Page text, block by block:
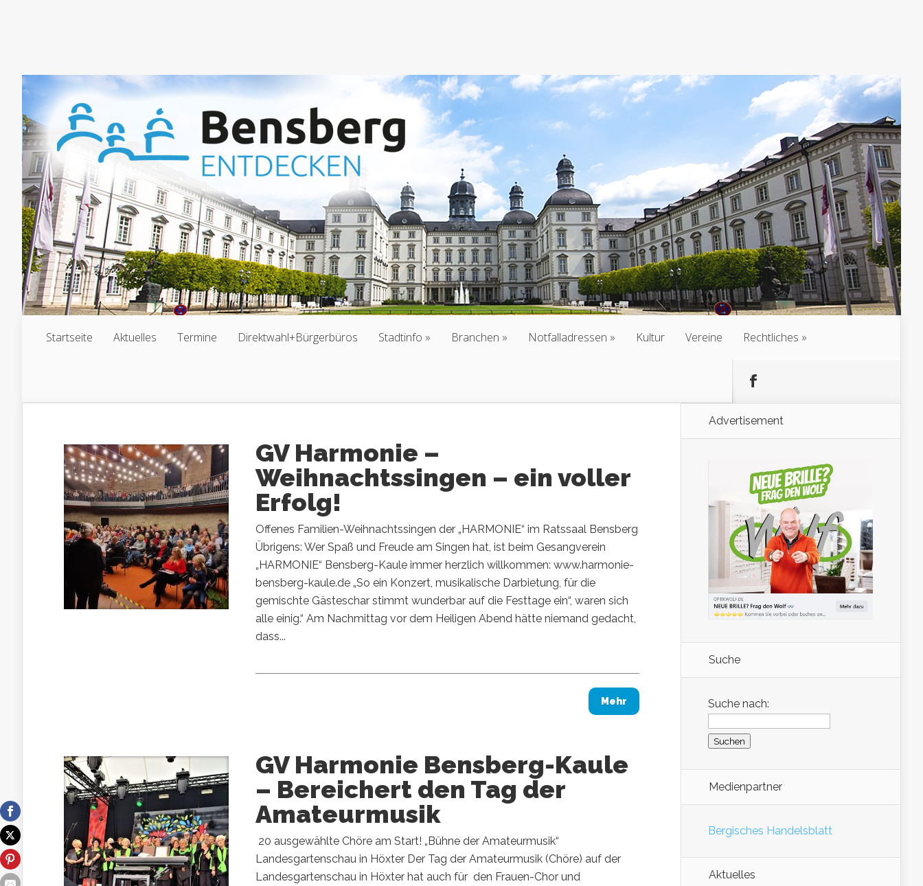
Startseite Aktuelles Termine Direktwahl+Bürgerbüros Stadtinfo Branchen Notfalladressen Kultur Vereine Rechtliches
GV Harmonie –
Weihnachtssingen – ein voller
Erfolg!
Offenes Familien-Weihnachtssingen der „HARMONIE“ im Ratssaal Bensberg
Übrigens: Wer Spaß und Freude am Singen hat, ist beim Gesangverein
„HARMONIE“ Bensberg-Kaule immer herzlich willkommen: www.harmonie-
bensberg-kaule.de „So ein Konzert, musikalische Darbietung, für die
gemischte Gästeschar stimmt wunderbar auf die Festtage ein“, waren sich
alle einig.“ Am Nachmittag vor dem Heiligen Abend hätte niemand gedacht,
dass...
Mehr
GV Harmonie Bensberg-Kaule
– Bereichert den Tag der
Amateurmusik
20 ausgewählte Chöre am Start! „Bühne der Amateurmusik“
Landesgartenschau in Höxter Der Tag der Amateurmusik (Chöre) auf der
Landesgartenschau in Höxter hat auch für den Frauen-Chor und
Advertisement
Suche
Suche nach:
Medienpartner
Bergisches Handelsblatt
Aktuelles